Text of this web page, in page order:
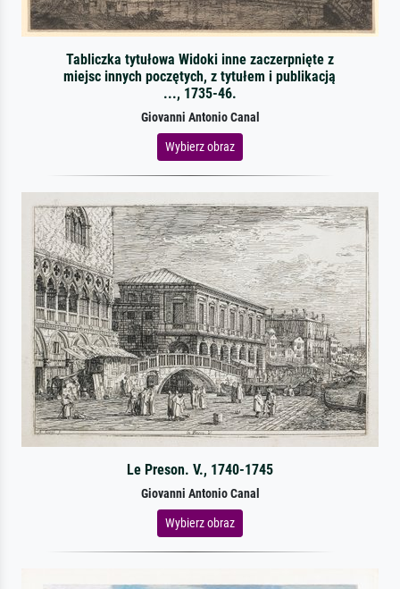
Tabliczka tytułowa Widoki inne zaczerpnięte z
miejsc innych poczętych, z tytułem i publikacją
..., 1735-46.
Giovanni Antonio Canal
Wybierz obraz
Le Preson. V., 1740-1745
Giovanni Antonio Canal
Wybierz obraz